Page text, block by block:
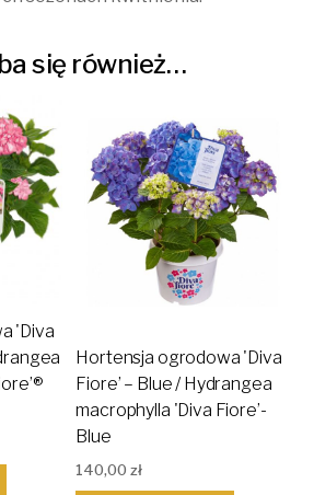
się również…
'Diva
Hortensja ogrodowa 'Diva
Fiore’ – Blue / Hydrangea
macrophylla 'Diva Fiore’-
Blue
140,00zł